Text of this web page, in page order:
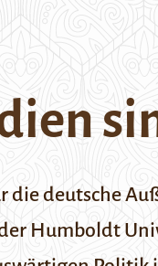
deutsche
Humboldt